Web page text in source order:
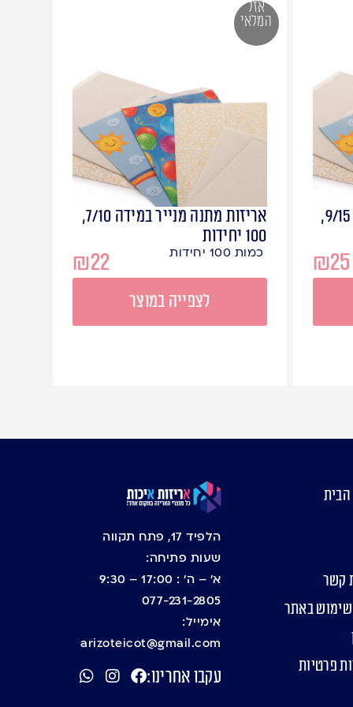
אריזות מתנה מנייר במידה 9/15,
₪25
אריזות מתנה מנייר במידה 7/10,
100 יחידות
₪22 כמות 100 יחידות
לצפייה במוצר
אזל
המלאי
קשר
שימוש באתר
פרטיות
הלפיד 17, פתח תקווה
שעות פתיחה:
א’ – ה’ : 17:00 – 9:30
077-231-2805
אימייל:
arizoteicot@gmail.com
עקבו אחרינו: